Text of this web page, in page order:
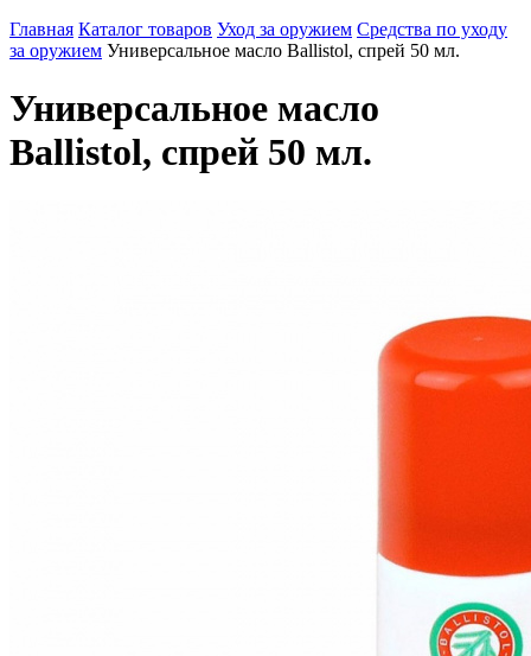
Главная Каталог товаров Уход за оружием Средства по уходу
за оружием Универсальное масло Ballistol, спрей 50 мл.
Универсальное масло
Ballistol, спрей 50 мл.